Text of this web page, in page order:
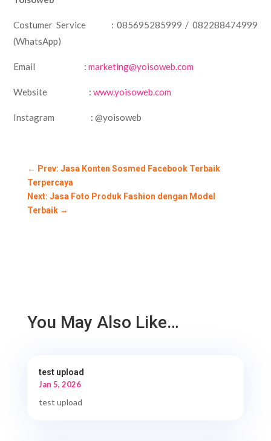
Costumer Service : 085695285999 / 082288474999
(WhatsApp)
Email :marketing@yoisoweb.com
Website : www.yoisoweb.com
Instagram : @yoisoweb
← Prev: Jasa Konten Sosmed Facebook Terbaik
Terpercaya
Next: Jasa Foto Produk Fashion dengan Model
Terbaik→
You May Also Like…
test upload
Jan 5, 2026
test upload